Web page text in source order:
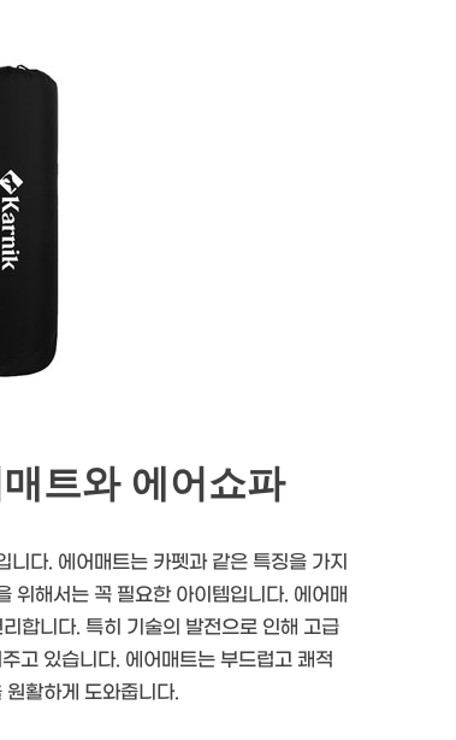
트와 에어쇼파
다. 에어매트는 카펫과 같은 특징을 가지
위해서는 꼭 필요한 아이템입니다. 에어매
합니다. 특히 기술의 발전으로 인해 고급
고 있습니다. 에어매트는 부드럽고 쾌적
활하게 도와줍니다.